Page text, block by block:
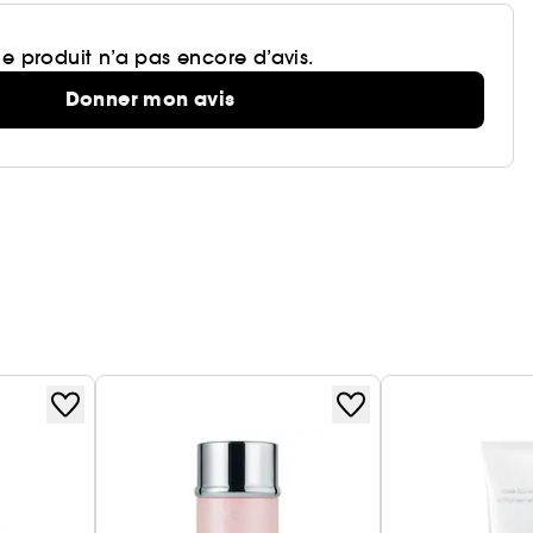
produit n’a pas encore d’avis.
Donner mon avis